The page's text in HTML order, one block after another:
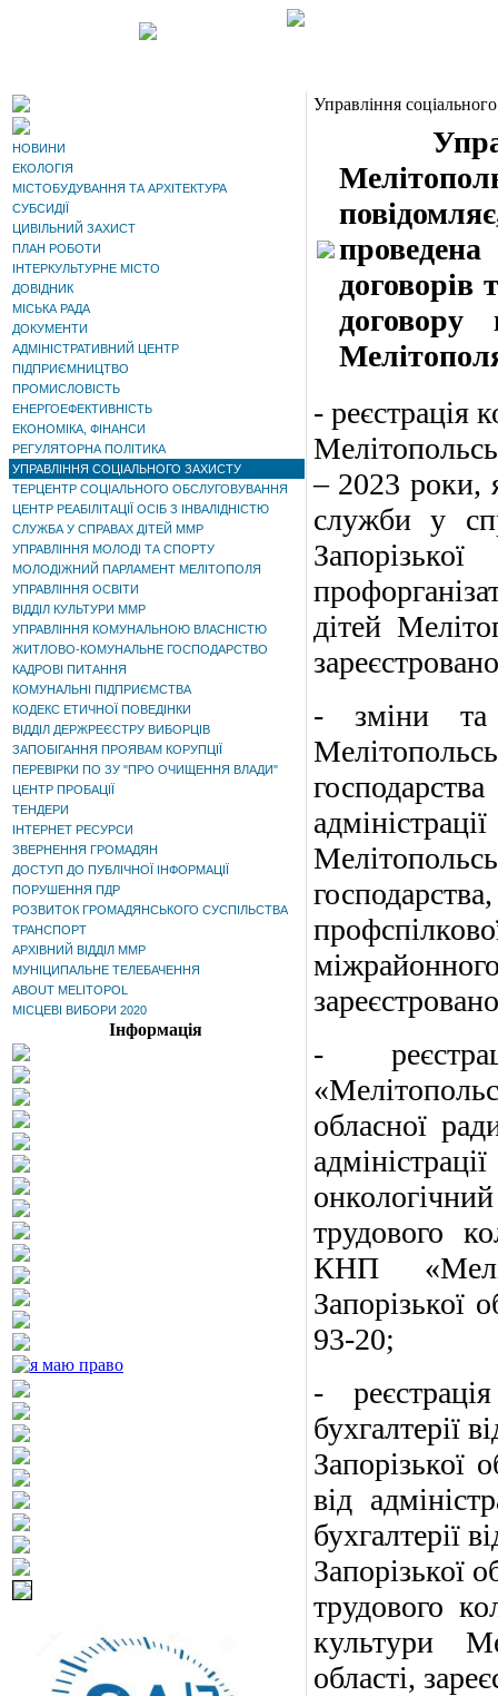
НОВИНИ
ЕКОЛОГІЯ
МІСТОБУДУВАННЯ ТА АРХІТЕКТУРА
СУБСИДІЇ
ЦИВІЛЬНИЙ ЗАХИСТ
ПЛАН РОБОТИ
ІНТЕРКУЛЬТУРНЕ МІСТО
ДОВІДНИК
МІСЬКА РАДА
ДОКУМЕНТИ
АДМІНІСТРАТИВНИЙ ЦЕНТР
ПІДПРИЄМНИЦТВО
ПРОМИСЛОВІСТЬ
ЕНЕРГОЕФЕКТИВНІСТЬ
ЕКОНОМІКА, ФІНАНСИ
РЕГУЛЯТОРНА ПОЛІТИКА
УПРАВЛІННЯ СОЦІАЛЬНОГО ЗАХИСТУ
ТЕРЦЕНТР СОЦІАЛЬНОГО ОБСЛУГОВУВАННЯ
ЦЕНТР РЕАБІЛІТАЦІЇ ОСІБ З ІНВАЛІДНІСТЮ
СЛУЖБА У СПРАВАХ ДІТЕЙ ММР
УПРАВЛІННЯ МОЛОДІ ТА СПОРТУ
МОЛОДІЖНИЙ ПАРЛАМЕНТ МЕЛІТОПОЛЯ
УПРАВЛІННЯ ОСВІТИ
ВІДДІЛ КУЛЬТУРИ ММР
УПРАВЛІННЯ КОМУНАЛЬНОЮ ВЛАСНІСТЮ
ЖИТЛОВО-КОМУНАЛЬНЕ ГОСПОДАРСТВО
КАДРОВІ ПИТАННЯ
КОМУНАЛЬНІ ПІДПРИЄМСТВА
КОДЕКС ЕТИЧНОЇ ПОВЕДІНКИ
ВІДДІЛ ДЕРЖРЕЄСТРУ ВИБОРЦІВ
ЗАПОБІГАННЯ ПРОЯВАМ КОРУПЦІЇ
ПЕРЕВІРКИ ПО ЗУ "ПРО ОЧИЩЕННЯ ВЛАДИ"
ЦЕНТР ПРОБАЦІЇ
ТЕНДЕРИ
ІНТЕРНЕТ РЕСУРСИ
ЗВЕРНЕННЯ ГРОМАДЯН
ДОСТУП ДО ПУБЛІЧНОЇ ІНФОРМАЦІЇ
ПОРУШЕННЯ ПДР
РОЗВИТОК ГРОМАДЯНСЬКОГО СУСПІЛЬСТВА
ТРАНСПОРТ
АРХІВНИЙ ВІДДІЛ ММР
МУНІЦИПАЛЬНЕ ТЕЛЕБАЧЕННЯ
ABOUT MELITOPOL
МІСЦЕВІ ВИБОРИ 2020
Інформація
Управління
договорів
договору
- реєстрація
– 2023 роки,
служби у
дітей
- зміни та
-
обласної
трудового
КНП
Запорізької
93-20;
-
бухгалтерії
Запорізької
від
бухгалтерії
Запорізької
трудового
культури
області,